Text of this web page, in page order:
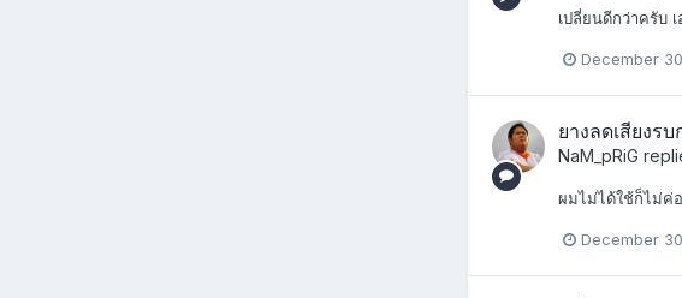
เปลี่ยนดีกว่าครับ
December
ยางลดเสียงร
NaM_pRiG
ผมไม่ได้ใช้ก็ไม่ค่
December